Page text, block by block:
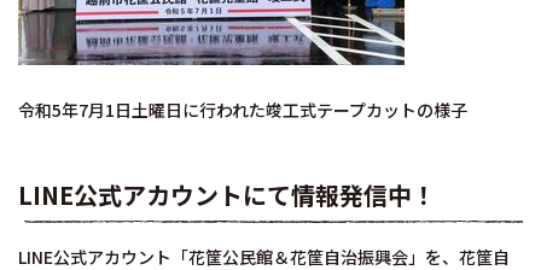
令和5年7月1日土曜日に行われた竣工式テープカットの様子
LINE公式アカウントにて情報発信中！
LINE公式アカウント「花筐公民館＆花筐自治振興会」を、花筐自